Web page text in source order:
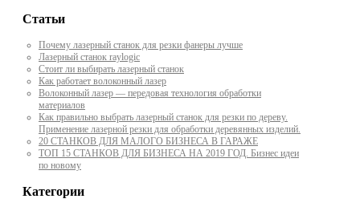
Статьи
Почему лазерный станок для резки фанеры лучше
Лазерный станок raylogic
Стоит ли выбирать лазерный станок
Как работает волоконный лазер
Волоконный лазер — передовая технология обработки
материалов
Как правильно выбрать лазерный станок для резки по дереву.
Применение лазерной резки для обработки деревянных изделий.
20 СТАНКОВ ДЛЯ МАЛОГО БИЗНЕСА В ГАРАЖЕ
ТОП 15 СТАНКОВ ДЛЯ БИЗНЕСА НА 2019 ГОД. Бизнес идеи
по новому
Категории